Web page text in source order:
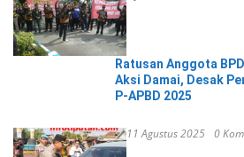
Ratusan Anggota
Aksi Damai, Desak
P-APBD 2025
11 Agustus 2025 0